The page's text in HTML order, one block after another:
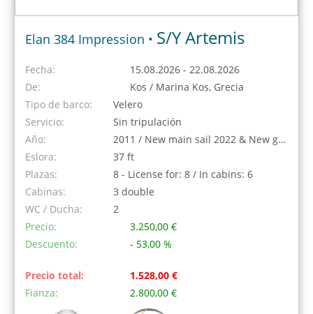
Elan 384 Impression • S/Y Artemis
Fecha:
15.08.2026 - 22.08.2026
De:
Kos / Marina Kos, Grecia
Tipo de barco:
Velero
Servicio:
Sin tripulación
Año:
2011 / New main sail 2022 & New genoa 2023
Eslora:
37 ft
Plazas:
8 - License for: 8 / In cabins: 6
Cabinas:
3 double
WC / Ducha:
2
Precio:
3.250,00 €
Descuento:
- 53,00 %
Precio total:
1.528,00 €
Fianza:
2.800,00 €